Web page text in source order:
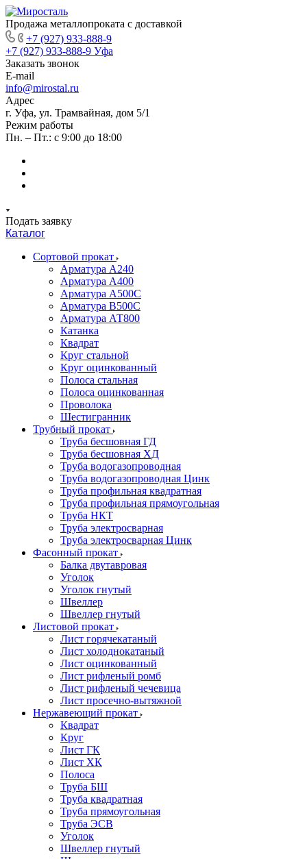
Продажа металлопроката с доставкой
+7 (927) 933-888-9
+7 (927) 933-888-9 Уфа
Заказать звонок
E-mail
info@mirostal.ru
Адрес
г. Уфа, ул. Трамвайная, дом 5/1
Режим работы
Пн. – Пт.: с 9:00 до 18:00
Подать заявку
Каталог
Сортовой прокат
Арматура А240
Арматура А400
Арматура А500C
Арматура В500С
Арматура АТ800
Катанка
Квадрат
Круг стальной
Круг оцинкованный
Полоса стальная
Полоса оцинкованная
Проволока
Шестигранник
Трубный прокат
Труба бесшовная ГД
Труба бесшовная ХД
Труба водогазопроводная
Труба водогазопроводная Цинк
Труба профильная квадратная
Труба профильная прямоугольная
Труба НКТ
Труба электросварная
Труба электросварная Цинк
Фасонный прокат
Балка двутавровая
Уголок
Уголок гнутый
Швеллер
Швеллер гнутый
Листовой прокат
Лист горячекатаный
Лист холоднокатаный
Лист оцинкованный
Лист рифленый ромб
Лист рифленый чечевица
Лист просечно-вытяжной
Нержавеющий прокат
Квадрат
Круг
Лист ГК
Лист ХК
Полоса
Труба БШ
Труба квадратная
Труба прямоугольная
Труба ЭСВ
Уголок
Швеллер гнутый